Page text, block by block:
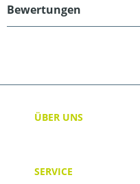
Bewertungen
ÜBER UNS
SERVICE